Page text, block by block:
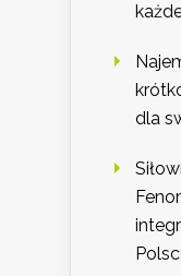
dla